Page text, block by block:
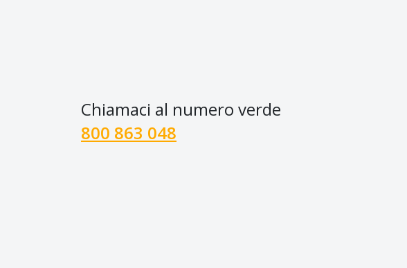
Chiamaci al numero verde
800 863 048